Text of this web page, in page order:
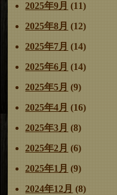
2025年9月 (11)
2025年8月 (12)
2025年7月 (14)
2025年6月 (14)
2025年5月 (9)
2025年4月 (16)
2025年3月 (8)
2025年2月 (6)
2025年1月 (9)
2024年12月 (8)